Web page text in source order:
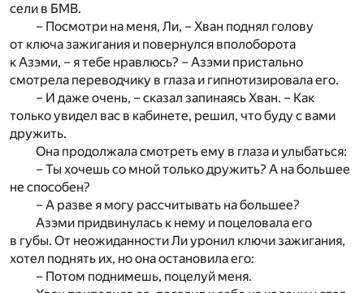
сели в БМВ.
– Посмотри на меня, Ли, – Хван поднял голову
от ключа зажигания и повернулся вполоборота
к Азэми, – я тебе нравлюсь? – Азэми пристально
смотрела переводчику в глаза и гипнотизировала его.
– И даже очень, – сказал запинаясь Хван. – Как
только увидел вас в кабинете, решил, что буду с вами
дружить.
Она продолжала смотреть ему в глаза и улыбаться:
– Ты хочешь со мной только дружить? А на большее
не способен?
– А разве я могу рассчитывать на большее?
Азэми придвинулась к нему и поцеловала его
в губы. От неожиданности Ли уронил ключи зажигания,
хотел поднять их, но она остановила его:
– Потом поднимешь, поцелуй меня.